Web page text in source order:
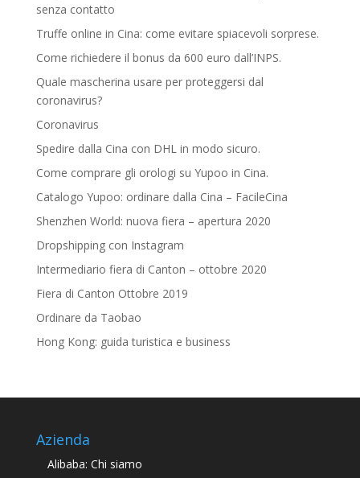
senza contatto
Truffe online in Cina: come evitare spiacevoli sorprese.
Come richiedere il bonus da 600 euro dall’INPS.
Quale mascherina usare per proteggersi dal
coronavirus?
Coronavirus
Spedire dalla Cina con DHL in modo sicuro.
Come comprare gli orologi su Yupoo in Cina.
Catalogo Yupoo: ordinare dalla Cina – FacileCina
Shenzhen World: nuova fiera – apertura 2020
Dropshipping con Instagram
Intermediario fiera di Canton – ottobre 2020
Fiera di Canton Ottobre 2019
Ordinare da Taobao
Hong Kong: guida turistica e business
Azienda
Alibaba: Chi siamo